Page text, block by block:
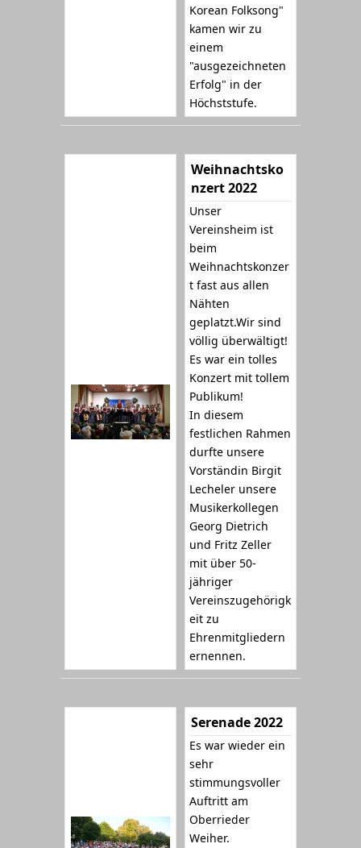
Korean Folksong"
kamen wir zu
einem
"ausgezeichneten
Erfolg" in der
Höchststufe.
Weihnachtsko
nzert 2022
Unser
Vereinsheim ist
beim
Weihnachtskonzer
t fast aus allen
Nähten
geplatzt.Wir sind
völlig überwältigt!
Es war ein tolles
Konzert mit tollem
Publikum!
In diesem
festlichen Rahmen
durfte unsere
Vorständin Birgit
Lecheler unsere
Musikerkollegen
Georg Dietrich
und Fritz Zeller
mit über 50-
jähriger
Vereinszugehörigk
eit zu
Ehrenmitgliedern
ernennen.
Serenade 2022
Es war wieder ein
sehr
stimmungsvoller
Auftritt am
Oberrieder
Weiher.